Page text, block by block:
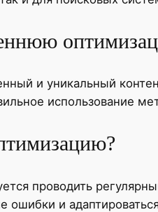
и уникальный
использование
проводить
ошибки и